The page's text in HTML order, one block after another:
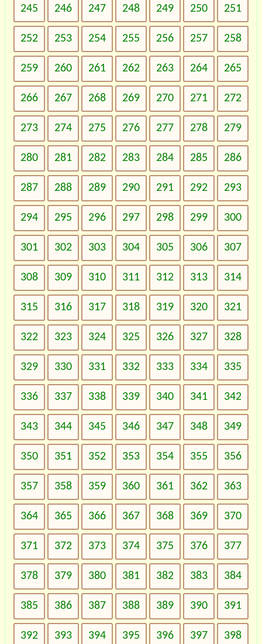
245 246 247 248 249 250 251
252 253 254 255 256 257 258
259 260 261 262 263 264 265
266 267 268 269 270 271 272
273 274 275 276 277 278 279
280 281 282 283 284 285 286
287 288 289 290 291 292 293
294 295 296 297 298 299 300
301 302 303 304 305 306 307
308 309 310 311 312 313 314
315 316 317 318 319 320 321
322 323 324 325 326 327 328
329 330 331 332 333 334 335
336 337 338 339 340 341 342
343 344 345 346 347 348 349
350 351 352 353 354 355 356
357 358 359 360 361 362 363
364 365 366 367 368 369 370
371 372 373 374 375 376 377
378 379 380 381 382 383 384
385 386 387 388 389 390 391
392 393 394 395 396 397 398